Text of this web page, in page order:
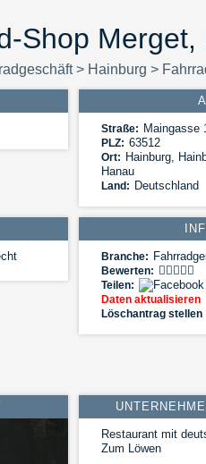
Shop
> Hainburg >
Straße: Maingasse
PLZ: 63512
Ort: Hainburg,
Hanau
Land: Deutschland
Branche:
Bewerten:
Teilen:
Daten aktualisieren
Löschantrag stellen
Restaurant mit
Zum Löwen